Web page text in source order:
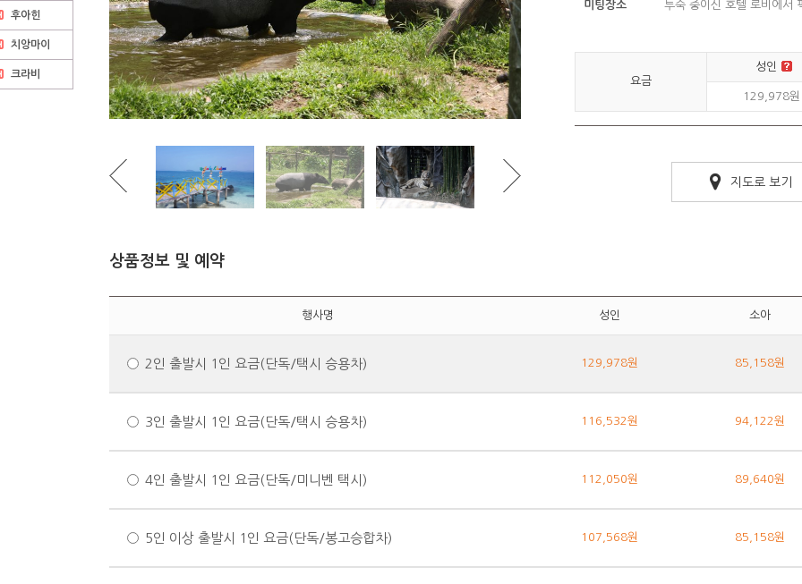
후아힌
치앙마이
크라비
미팅장소 투숙 중이신 호텔 로비에서
요금
성인
129,978원
지도로 보기
상품정보 및 예약
행사명 성인 소아
2인 출발시 1인 요금(단독/택시 승용차) 129,978원 85,158원
3인 출발시 1인 요금(단독/택시 승용차) 116,532원 94,122원
4인 출발시 1인 요금(단독/미니벤 택시) 112,050원 89,640원
5인 이상 출발시 1인 요금(단독/봉고승합차) 107,568원 85,158원